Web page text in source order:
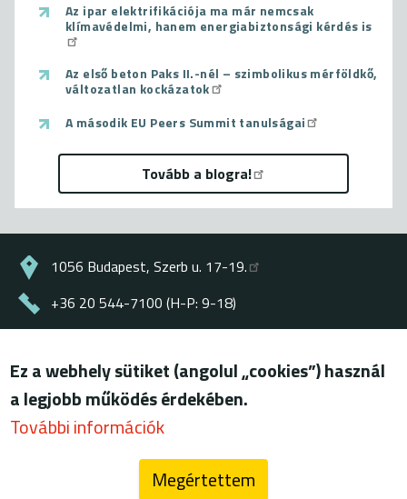
Az ipar elektrifikációja ma már nemcsak
klímavédelmi, hanem energiabiztonsági kérdés is
Az első beton Paks II.-nél – szimbolikus mérföldkő,
változatlan kockázatok
A második EU Peers Summit tanulságai
Tovább a blogra!
1056 Budapest, Szerb u. 17-19.
+36 20 544-7100 (H-P: 9-18)
Lábléc
© ENERGIAKLUB - minden jog fenntartva
felhasználási feltételek
Ez a webhely sütiket (angolul „cookies”) használ
a legjobb működés érdekében.
További információk
Megértettem